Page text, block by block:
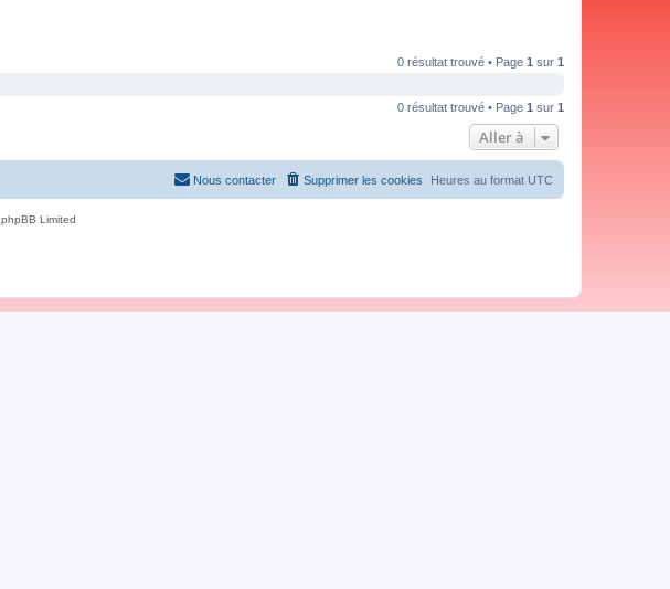
0 résultat trouvé • Page 1 sur 1
0 résultat trouvé • Page 1 sur 1
Aller à
Heures au format UTC
Supprimer les cookies
Nous contacter
Limited